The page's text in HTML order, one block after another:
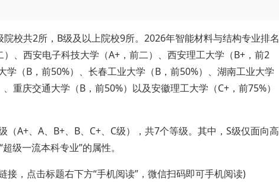
校共2所，B级及以上院校9所。2026年智能材料与结构专业排名
、西安电子科技大学（A+，前二）、西安理工大学（B+，前2
学（B，前50%）、长春工业大学（B，前50%）、湖南工业大学
重庆交通大学（B，前50%）以及安徽理工大学（C+，前75%）
A+、A、B+、B、C+、C级），共7个等级。其中，S级仅面向高
级一流本科专业”的属性。
接，点击标题右下方“手机阅读”，微信扫码即可手机阅读)